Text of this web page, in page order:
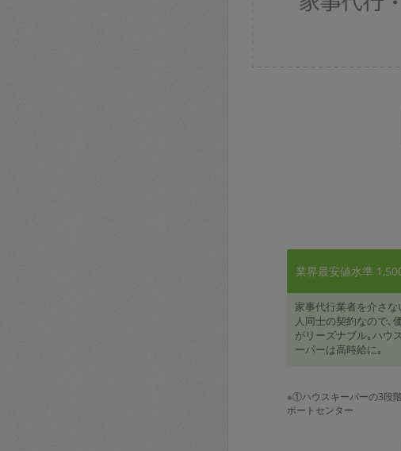
業界最安値水準
家事代行業者を介さな
人同士の契約なので､
がリーズナブル｡ハウ
ーパーは高時給に｡
※①ハウスキーパーの3段
ポートセンター